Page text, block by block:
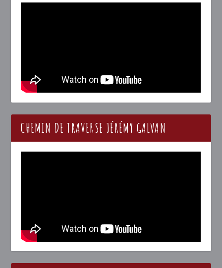
CHEMIN DE TRAVERSE JÉRÉMY GALVAN